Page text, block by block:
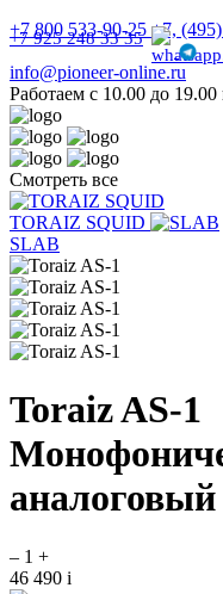
+7 800 533-90-25 +7,
+7 925 248 33 35
info@pioneer-online.ru
Работаем с 10.00 до 19.00
Смотреть все
TORAIZ SQUID
SLAB
Toraiz AS-1
аналоговый
– 1 +
46 490 i